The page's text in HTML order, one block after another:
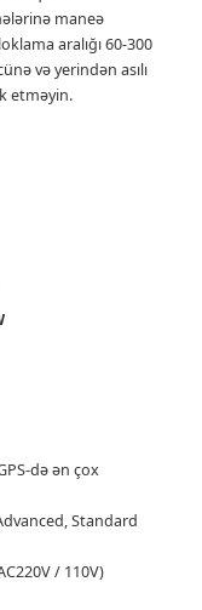
maneə
aralığı 60-300
və yerindən asılı
etməyin.
də ən çox
Standard
/ 110V)